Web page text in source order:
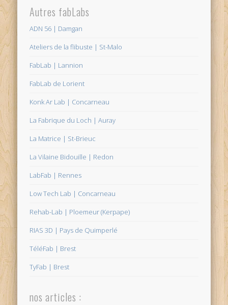
Autres fabLabs
ADN 56 | Damgan
Ateliers de la flibuste | St-Malo
FabLab | Lannion
FabLab de Lorient
Konk Ar Lab | Concarneau
La Fabrique du Loch | Auray
La Matrice | St-Brieuc
La Vilaine Bidouille | Redon
LabFab | Rennes
Low Tech Lab | Concarneau
Rehab-Lab | Ploemeur (Kerpape)
RIAS 3D | Pays de Quimperlé
TéléFab | Brest
TyFab | Brest
nos articles :